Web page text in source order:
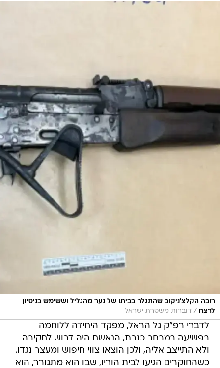
רובה הקלצ'ניקוב שהתגלה בביתו של נער מהגליל וששימש בניסיון
לרצח
/ דוברות משטרת ישראל
לדברי רפ"ק גל הראל, מפקד היחידה ללוחמה
בפשיעה במרחב כנרת, הנאשם היה דרוש לחקירה
ולא התייצב אליה, ולכן הוצאו צווי חיפוש ומעצר נגדו.
כשהחוקרים הגיעו לבית הוריו, שבו הוא מתגורר, הוא